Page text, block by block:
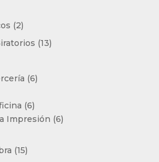
22
productos
1313
66
66
productos
Impresión 66
1515